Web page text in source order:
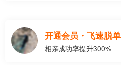
开通会员・飞速脱单
相亲成功率提升300%